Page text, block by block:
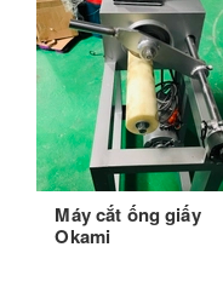
Máy cắt ống giấy
Okami